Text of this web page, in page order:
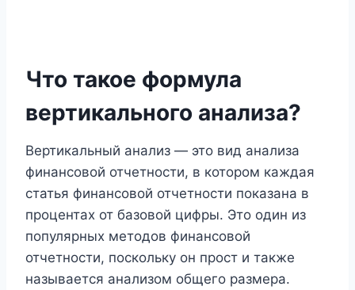
Что такое формула
вертикального анализа?
Вертикальный анализ — это вид анализа
финансовой отчетности, в котором каждая
статья финансовой отчетности показана в
процентах от базовой цифры. Это один из
популярных методов финансовой
отчетности, поскольку он прост и также
называется анализом общего размера.